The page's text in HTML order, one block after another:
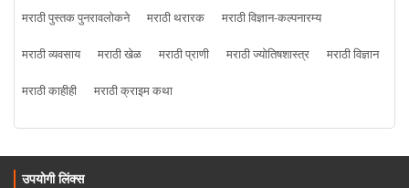
मराठी पुस्तक पुनरावलोकने
मराठी थरारक
मराठी विज्ञान-कल्पनारम्य
मराठी व्यवसाय
मराठी खेळ मराठी प्राणी मराठी ज्योतिषशास्त्र
मराठी विज्ञान
मराठी काहीही
मराठी क्राइम कथा
उपयोगी लिंक्स